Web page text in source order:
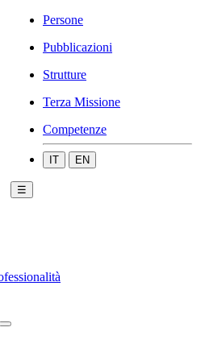
Persone
Pubblicazioni
Strutture
Terza Missione
Competenze
IT EN
☰